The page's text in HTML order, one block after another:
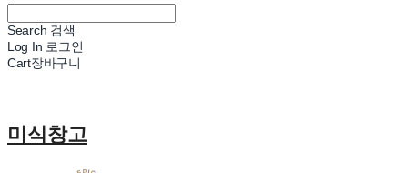
Search 검색
Log In 로그인
Cart장바구니
미식창고